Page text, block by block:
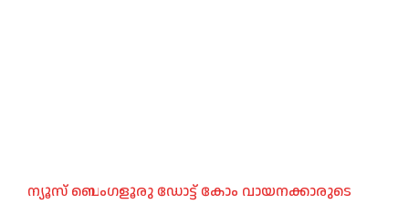
ന്യൂസ് ബെംഗളൂരു ഡോട്ട് കോം വായനക്കാരുടെ